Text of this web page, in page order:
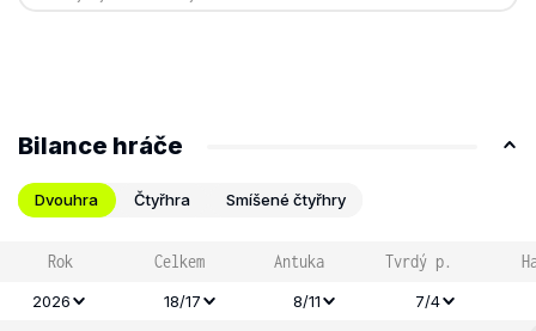
Bilance hráče
Dvouhra Čtyřhra Smíšené čtyřhry
Rok Celkem Antuka Tvrdý p.
2026 18/17 8/11 7/4